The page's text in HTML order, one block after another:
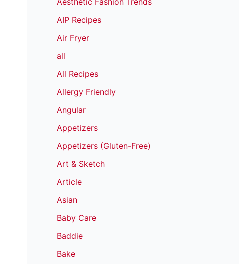
AIP Recipes
Air Fryer
all
All Recipes
Allergy Friendly
Angular
Appetizers
Appetizers (Gluten-Free)
Art & Sketch
Article
Asian
Baby Care
Baddie
Bake